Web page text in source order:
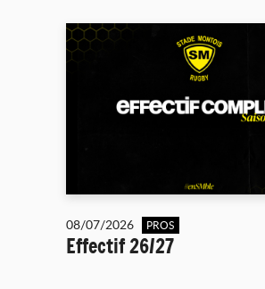
08/07/2026 PROS
Effectif 26/27